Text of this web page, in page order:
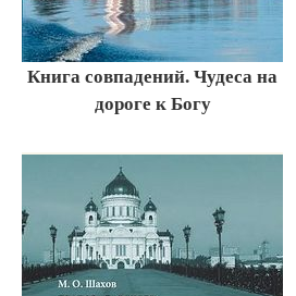
Книга совпадений. Чудеса на
дороге к Богу